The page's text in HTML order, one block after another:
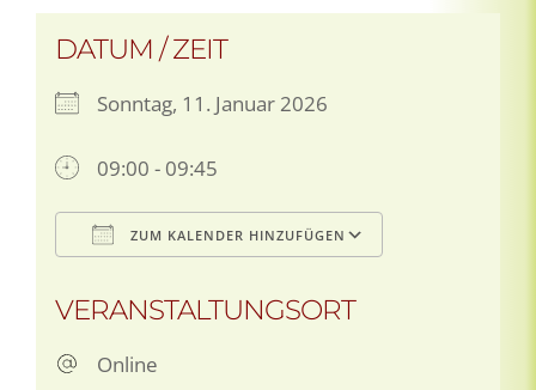
DATUM / ZEIT
Sonntag, 11. Januar 2026
09:00 - 09:45
ZUM KALENDER HINZUFÜGEN
VERANSTALTUNGSORT
Online